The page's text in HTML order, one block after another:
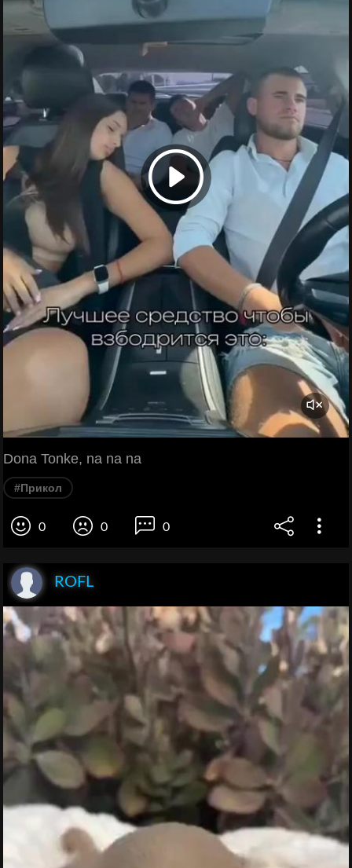
Dona Tonke, na na na
#Прикол
0 0 0
ROFL